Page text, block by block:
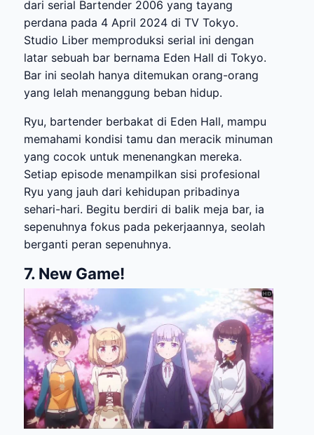
dari serial Bartender 2006 yang tayang
perdana pada 4 April 2024 di TV Tokyo.
Studio Liber memproduksi serial ini dengan
latar sebuah bar bernama Eden Hall di Tokyo.
Bar ini seolah hanya ditemukan orang-orang
yang lelah menanggung beban hidup.
Ryu, bartender berbakat di Eden Hall, mampu
memahami kondisi tamu dan meracik minuman
yang cocok untuk menenangkan mereka.
Setiap episode menampilkan sisi profesional
Ryu yang jauh dari kehidupan pribadinya
sehari-hari. Begitu berdiri di balik meja bar, ia
sepenuhnya fokus pada pekerjaannya, seolah
berganti peran sepenuhnya.
7. New Game!